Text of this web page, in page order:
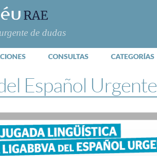
CONSULTAS CATEGORÍAS
Español Urgente